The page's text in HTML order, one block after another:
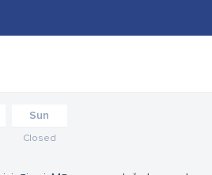
Sun
Closed